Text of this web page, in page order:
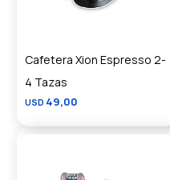
Cafetera Xion Espresso 2-
4 Tazas
USD 49,00